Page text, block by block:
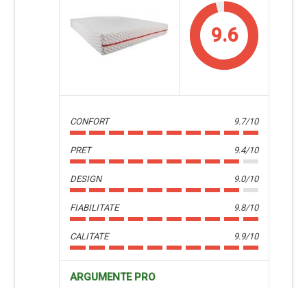
9.6
CONFORT 9.7/10
PRET 9.4/10
DESIGN 9.0/10
FIABILITATE 9.8/10
CALITATE 9.9/10
ARGUMENTE PRO